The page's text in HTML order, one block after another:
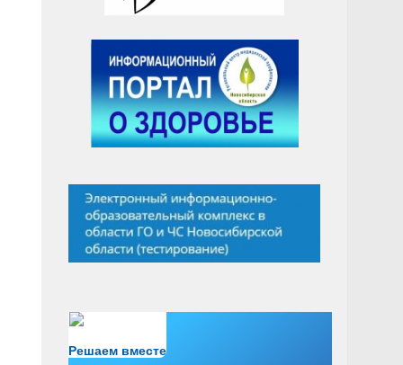
Решаем вместе